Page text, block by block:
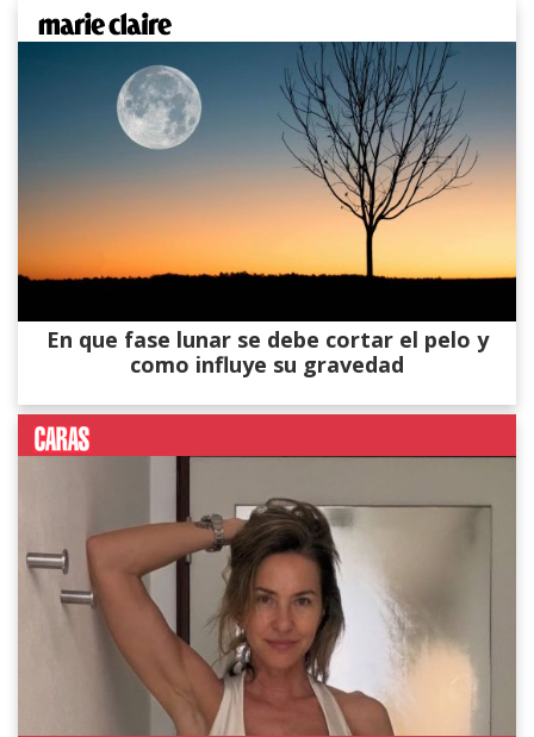
En que fase lunar se debe cortar el pelo y
como influye su gravedad